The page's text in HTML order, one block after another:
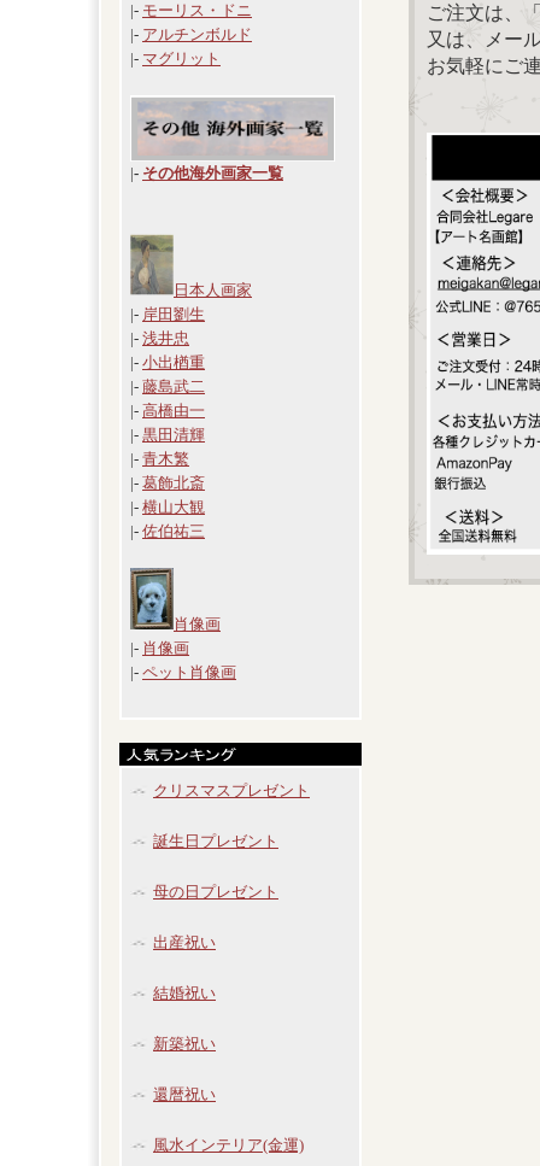
|- モーリス・ドニ
|- アルチンボルド
|- マグリット
|- その他海外画家一覧
日本人画家
|- 岸田劉生
|- 浅井忠
|- 小出楢重
|- 藤島武二
|- 高橋由一
|- 黒田清輝
|- 青木繁
|- 葛飾北斎
|- 横山大観
|- 佐伯祐三
肖像画
|- 肖像画
|- ペット肖像画
クリスマスプレゼント
誕生日プレゼント
母の日プレゼント
出産祝い
結婚祝い
新築祝い
還暦祝い
風水インテリア(金運)
ご注文は、
又は、メー
お気軽にご